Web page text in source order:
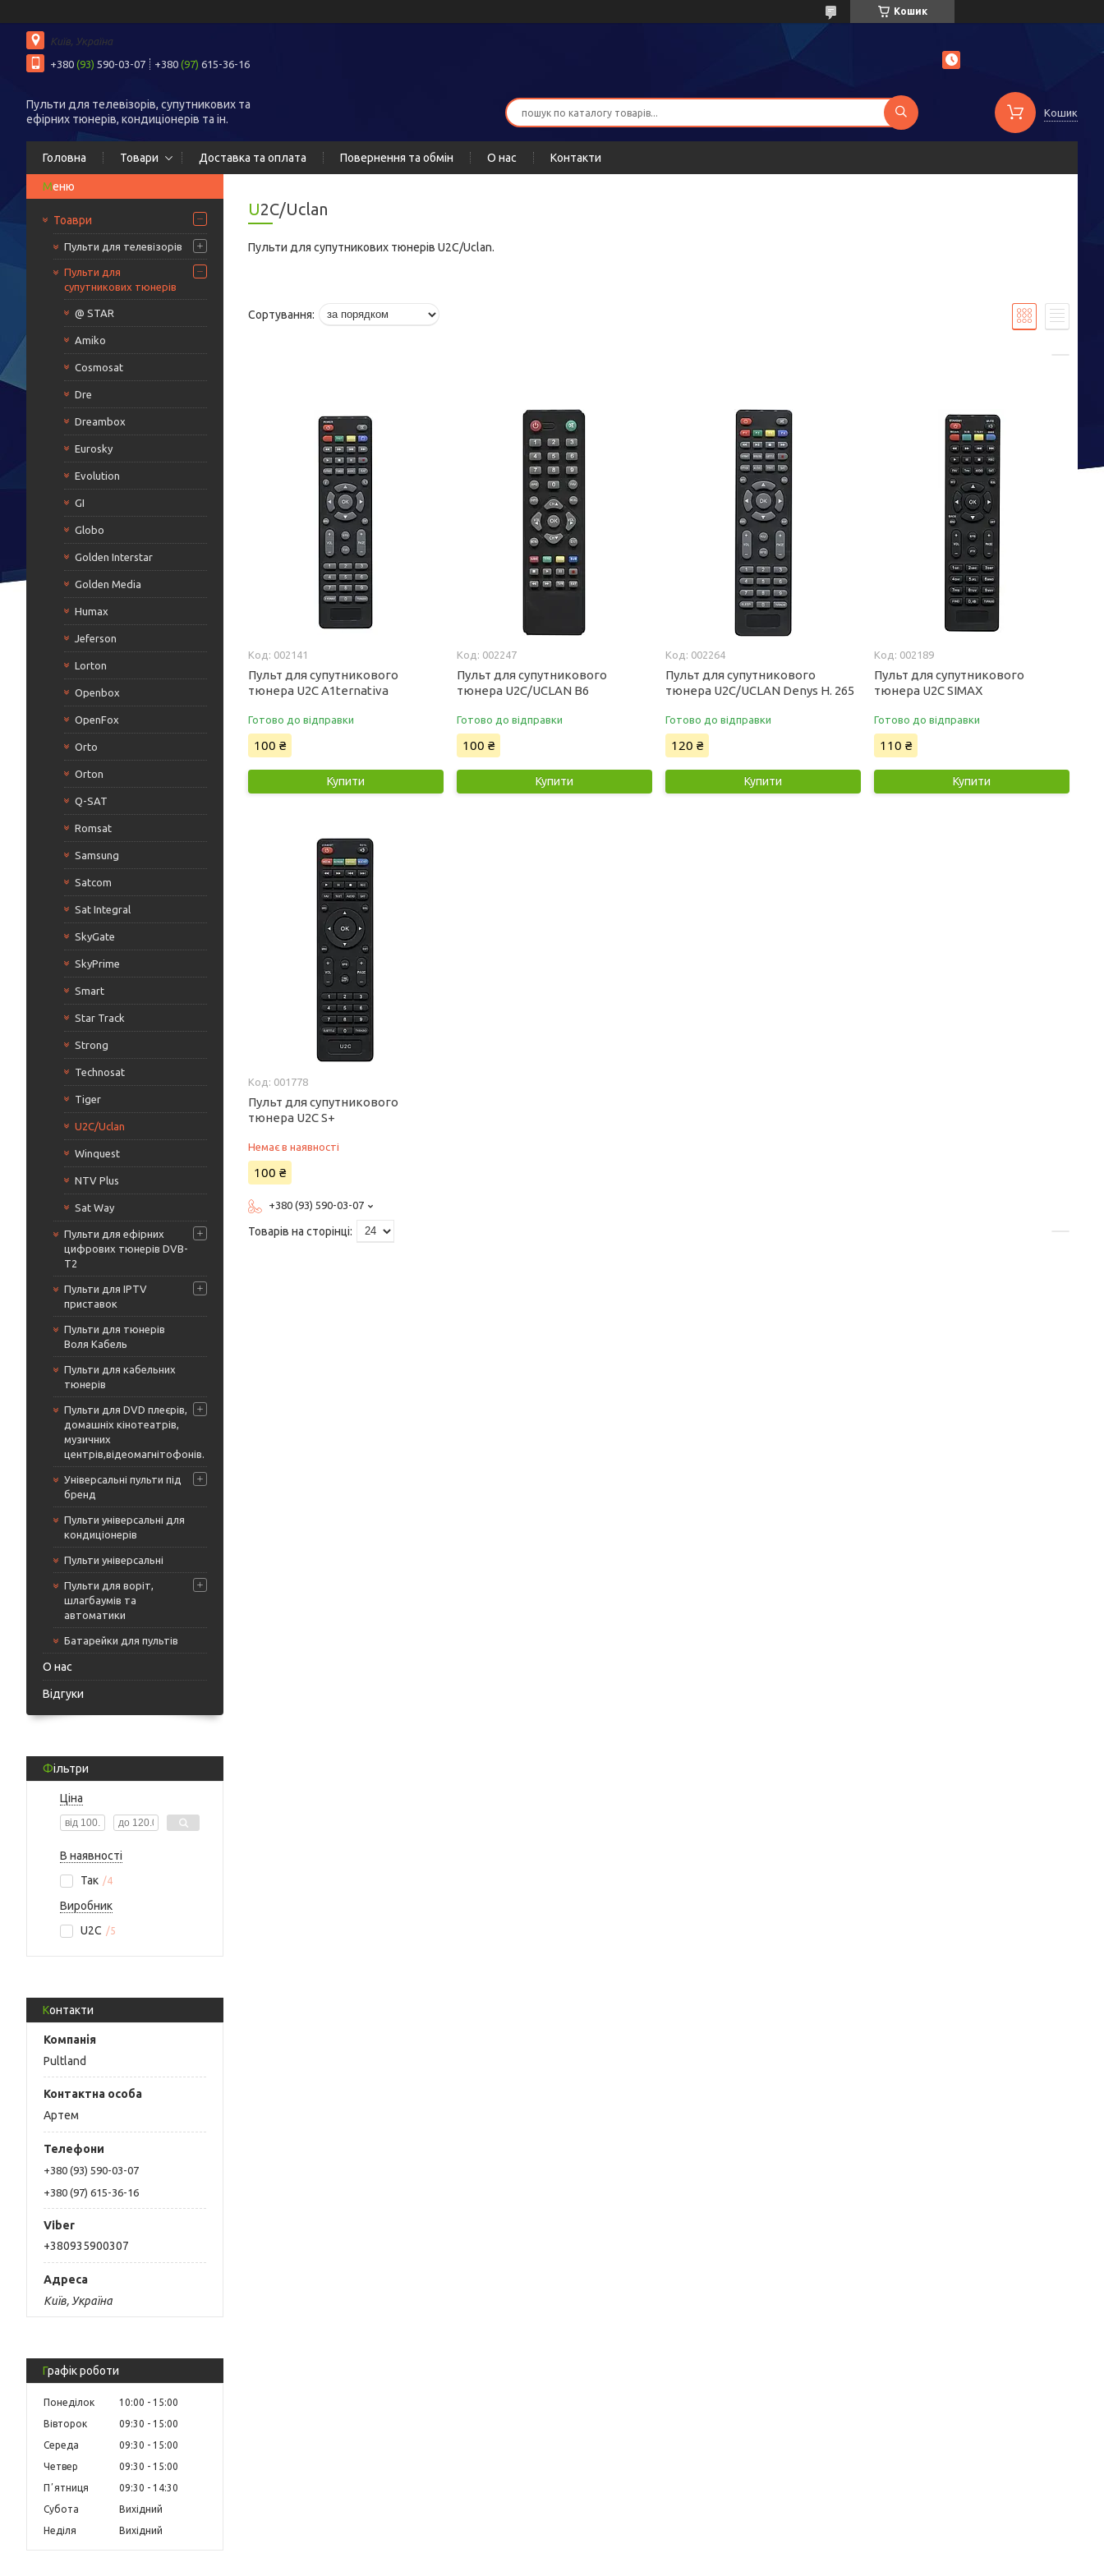
Кошик
Київ, Україна
+380 (93) 590-03-07 +380 (97) 615-36-16
Пульти для телевізорів, супутникових та
ефірних тюнерів, кондиціонерів та ін.
Кошик
Головна Товари Доставка та оплата Повернення та обмін О нас Контакти
Тоаври
Пульти для телевізорів
Пульти для
супутникових тюнерів
@ STAR
Amiko
Cosmosat
Dre
Dreambox
Eurosky
Evolution
GI
Globo
Golden Interstar
Golden Media
Humax
Jeferson
Lorton
Openbox
OpenFox
Orto
Orton
Q-SAT
Romsat
Samsung
Satcom
Sat Integral
SkyGate
SkyPrime
Smart
Star Track
Strong
Technosat
Tiger
U2C/Uclan
Winquest
NTV Plus
Sat Way
Пульти для ефірних
цифрових тюнерів DVB-
T2
Пульти для IPTV
приставок
Пульти для тюнерів
Воля Кабель
Пульти для кабельних
тюнерів
Пульти для DVD плеєрів,
домашніх кінотеатрів,
музичних
центрів,відеомагнітофонів.
Універсальні пульти під
бренд
Пульти універсальні для
кондиціонерів
Пульти універсальні
Пульти для воріт,
шлагбаумів та
автоматики
Батарейки для пультів
О нас
Відгуки
Фільтри
Ціна
В наявності
Так
4
Виробник
U2C
5
Контакти
Pultland
Артем
+380 (93) 590-03-07
+380 (97) 615-36-16
+380935900307
Київ, Україна
Графік роботи
Понеділок 10:00
15:00
Вівторок
09:30
15:00
Середа
09:30
15:00
Четвер
09:30
15:00
Пʼятниця
09:30
14:30
Субота
Вихідний
Неділя
Вихідний
U2C/Uclan
Пульти для супутникових тюнерів U2C/Uclan.
002141
Пульт для супутникового
тюнера U2C A1ternativa
Готово до відправки
100 ₴
Купити
002247
Пульт для супутникового
тюнера U2C/UCLAN B6
Готово до відправки
100 ₴
Купити
002264
Пульт для супутникового
тюнера U2C/UCLAN Denys H. 265
Готово до відправки
120 ₴
Купити
002189
Пульт для супутникового
тюнера U2C SIMAX
Готово до відправки
110 ₴
Купити
001778
Пульт для супутникового
тюнера U2C S+
Немає в наявності
100 ₴
+380 (93) 590-03-07